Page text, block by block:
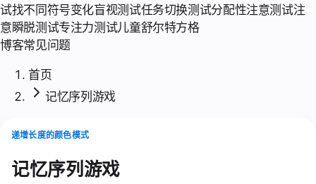
试找不同符号变化盲视测试任务切换测试分配性注意测试注
意瞬脱测试专注力测试儿童舒尔特方格
博客常见问题
首页
记忆序列游戏
递增长度的颜色模式
记忆序列游戏